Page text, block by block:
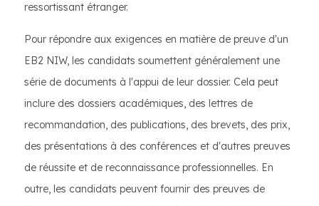
ressortissant étranger.
Pour répondre aux exigences en matière de preuve d'un
EB2 NIW, les candidats soumettent généralement une
série de documents à l'appui de leur dossier. Cela peut
inclure des dossiers académiques, des lettres de
recommandation, des publications, des brevets, des prix,
des présentations à des conférences et d'autres preuves
de réussite et de reconnaissance professionnelles. En
outre, les candidats peuvent fournir des preuves de